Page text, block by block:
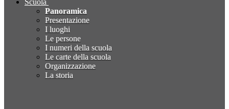
Scuola
Panoramica
Presentazione
I luoghi
Le persone
I numeri della scuola
Le carte della scuola
Organizzazione
La storia